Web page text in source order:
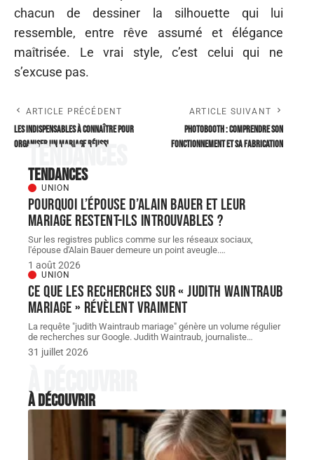
chacun de dessiner la silhouette qui lui
ressemble, entre rêve assumé et élégance
maîtrisée. Le vrai style, c’est celui qui ne
s’excuse pas.
ARTICLE PRÉCÉDENT
Les indispensables à connaître pour
organiser un mariage réussi
ARTICLE SUIVANT
Photobooth : comprendre son
fonctionnement et sa fabrication
Tendances
Tendances
UNION
Pourquoi l’épouse d’Alain Bauer et leur
mariage restent-ils introuvables ?
Sur les registres publics comme sur les réseaux sociaux,
l'épouse d'Alain Bauer demeure un point aveugle.…
1 août 2026
UNION
Ce que les recherches sur « judith Waintraub
mariage » révèlent vraiment
La requête "judith Waintraub mariage" génère un volume régulier
de recherches sur Google. Judith Waintraub, journaliste…
31 juillet 2026
À découvrir
À découvrir